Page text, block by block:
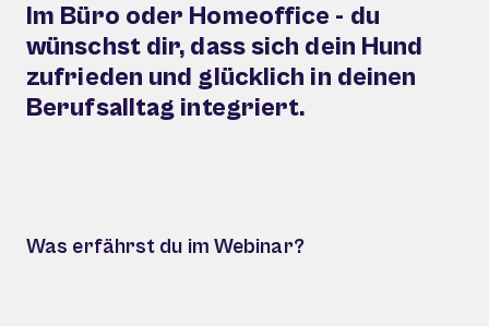
Im Büro oder Homeoffice - du
wünschst dir, dass sich dein Hund
zufrieden und glücklich in deinen
Berufsalltag integriert.
Was erfährst du im Webinar?